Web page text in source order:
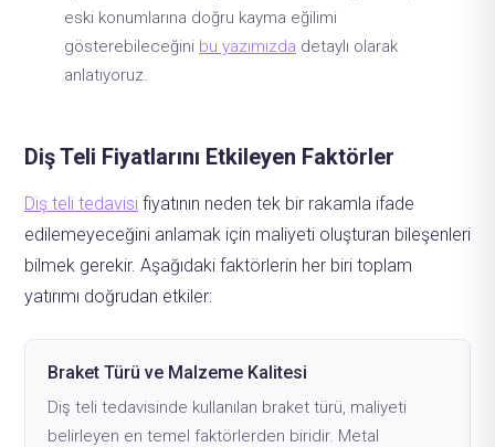
eski konumlarına doğru kayma eğilimi
gösterebileceğini bu yazımızda detaylı olarak
anlatıyoruz.
Diş Teli Fiyatlarını Etkileyen Faktörler
Diş teli tedavisi fiyatının neden tek bir rakamla ifade
edilemeyeceğini anlamak için maliyeti oluşturan bileşenleri
bilmek gerekir. Aşağıdaki faktörlerin her biri toplam
yatırımı doğrudan etkiler:
Braket Türü ve Malzeme Kalitesi
Diş teli tedavisinde kullanılan braket türü, maliyeti
belirleyen en temel faktörlerden biridir. Metal